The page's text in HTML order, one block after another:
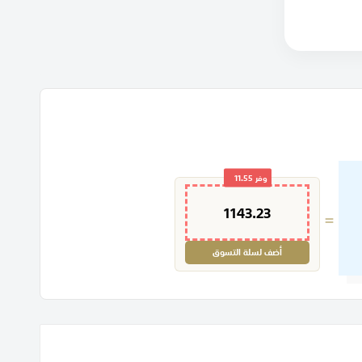
=
وفر11.55
1143.23
أضف لسلة التسوق